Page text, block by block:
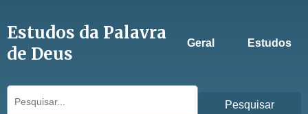
Estudos da Palavra
de Deus
Geral Estudos
Pesquisar